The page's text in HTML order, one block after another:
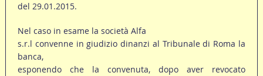
del 29.01.2015.
Nel caso in esame la società Alfa
s.r.l convenne in giudizio dinanzi al Tribunale di Roma la
banca,
esponendo che la convenuta, dopo aver revocato